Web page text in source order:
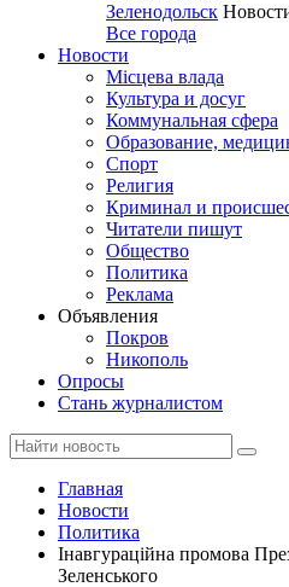
Зеленодольск
Все города
Новости
Місцева влада
Культура и досуг
Коммунальная сфера
Образование,
Спорт
Религия
Криминал и
Читатели пишут
Общество
Политика
Реклама
Объявления
Покров
Никополь
Опросы
Стань журналистом
Главная
Новости
Политика
Інавгураційна промова
Зеленського